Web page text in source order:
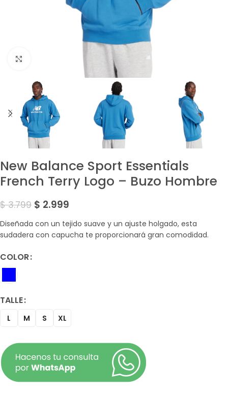
Amplía la Imagen
New Balance Sport Essentials
French Terry Logo – Buzo Hombre
$3.799 $ 2.999
Diseñada con un tejido suave y un ajuste holgado, esta
sudadera con capucha te proporcionará gran comodidad.
COLOR
TALLE
L M S XL